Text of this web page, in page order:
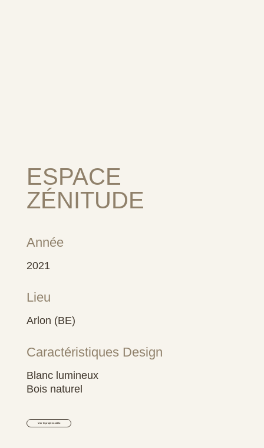
ESPACE
ZÉNITUDE
Année
2021
Lieu
Arlon (BE)
Caractéristiques Design
Blanc lumineux
Bois naturel
Voir le projet en vidéo